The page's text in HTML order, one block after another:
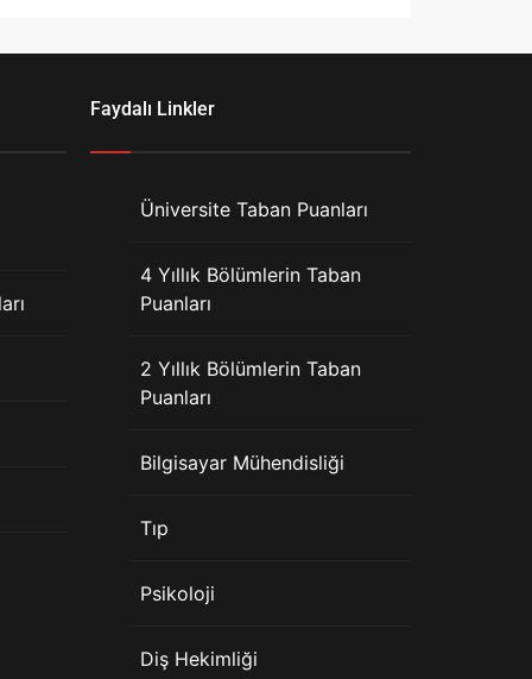
Faydalı Linkler
Üniversite Taban Puanları
4 Yıllık Bölümlerin Taban
Puanları
2 Yıllık Bölümlerin Taban
Puanları
Bilgisayar Mühendisliği
Tıp
Psikoloji
Diş Hekimliği